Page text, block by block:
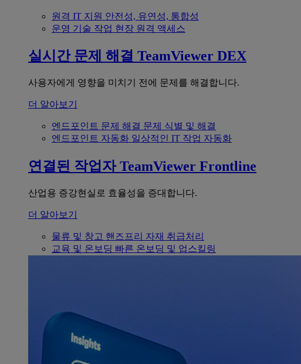
원격 IT 지원 안전성, 유연성, 통합성
운영 기술 작업 현장 원격 액세스
실시간 문제 해결 TeamViewer DEX
사용자에게 영향을 미치기 전에 문제를 해결합니다.
더 알아보기
엔드포인트 문제 해결 문제 식별 및 해결
엔드포인트 자동화 일상적인 IT 작업 자동화
연결된 작업자 TeamViewer Frontline
산업용 증강현실로 효율성을 증대합니다.
더 알아보기
물류 및 창고 핸즈프리 자재 취급처리
교육 및 온보딩 빠른 온보딩 및 업스킬링